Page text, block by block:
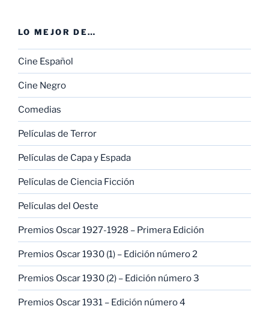
LO MEJOR DE…
Cine Español
Cine Negro
Comedias
Películas de Terror
Películas de Capa y Espada
Películas de Ciencia Ficción
Películas del Oeste
Premios Oscar 1927-1928 – Primera Edición
Premios Oscar 1930 (1) – Edición número 2
Premios Oscar 1930 (2) – Edición número 3
Premios Oscar 1931 – Edición número 4